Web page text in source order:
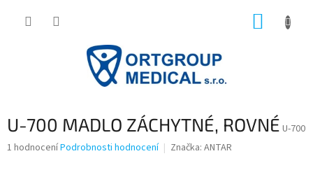
U-700 MADLO ZÁCHYTNÉ, ROVNÉ U-700
Průměrné
1 hodnoceníPodrobnosti hodnocení Značka: ANTAR